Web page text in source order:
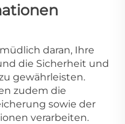
daran, Ihre
die Sicherheit und
gewährleisten.
zudem die
sowie der
verarbeiten.